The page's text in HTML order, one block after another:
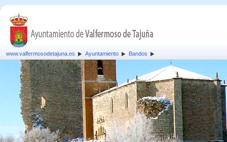
www.valfermosodetajuna.es Ayuntamiento Bandos